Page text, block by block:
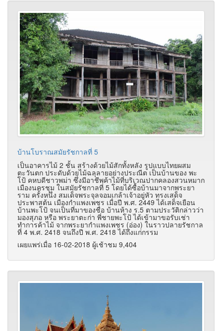
บ้านโบราณสมัยรัชกาลที่ 5
เป็นอาคารไม้ 2 ชั้น สร้างด้วยไม้สักทั้งหลัง รูปแบบไทยผสม
ตะวันตก ประดับด้วยไม้ฉลุลายอย่างประณีต เป็นบ้านของ พะ
โป้ คหบดีชาวพม่า ซึ่งมีอาชีพค้าไม้ที่บริเวณปากคลองสวนหมาก
เมืองนครชุม ในสมัยรัชกาลที่ 5 โดยได้ซื้อบ้านมาจากพระยา
ราม ครั้งหนึ่ง สมเด็จพระจุลจอมเกล้าเจ้าอยู่หัว ทรงเสด็จ
ประพาสต้น เมืองกำแพงเพชร เมื่อปี พ.ศ. 2449 ได้เสด็จเยือน
บ้านพะโป้ จนเป็นที่มาของชื่อ บ้านห้าง ร.5 ตามประวัติกล่าวว่า
มองสุภอ หรือ พระยาตะก่า พี่ชายพะโป้ ได้เข้ามาขอรับเช่า
ทำการค้าไม้ จากพระยากำแพงเพชร (อ่อง) ในราวปลายรัชกาล
ที่ 4 พ.ศ. 2418 จนถึงปี พ.ศ. 2418 ได้ถึงแก่กรรม
เผยแพร่เมื่อ 16-02-2018 ผู้เช้าชม 9,404